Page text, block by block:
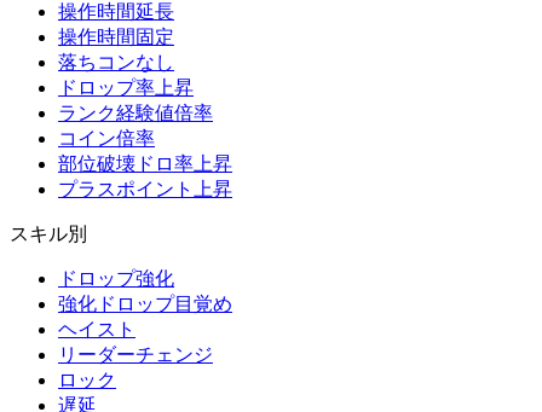
操作時間延長
操作時間固定
落ちコンなし
ドロップ率上昇
ランク経験値倍率
コイン倍率
部位破壊ドロ率上昇
プラスポイント上昇
スキル別
ドロップ強化
強化ドロップ目覚め
ヘイスト
リーダーチェンジ
ロック
遅延